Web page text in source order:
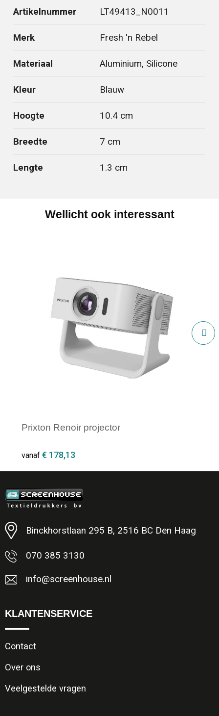
Artikelnummer LT49413_N0011
Merk Fresh 'n Rebel
Materiaal Aluminium, Silicone
Kleur Blauw
Hoogte 10.4 cm
Breedte 7 cm
Lengte 1.3 cm
Wellicht ook interessant
Prixton Renoir projector
vanaf € 178,13
Minimale afname: 1
Binckhorstlaan 295 B, 2516 BC Den Haag
070 385 3130
info@screenhouse.nl
KLANTENSERVICE
Contact
Over ons
Veelgestelde vragen